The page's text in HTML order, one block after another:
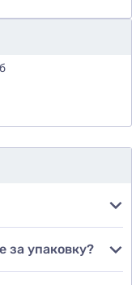
за упаковку?